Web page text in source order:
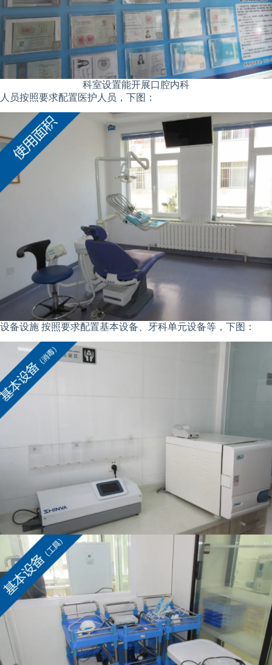
科室设置能开展口腔内科
人员按照要求配置医护人员，下图：
设备设施 按照要求配置基本设备、牙科单元设备等，下图：